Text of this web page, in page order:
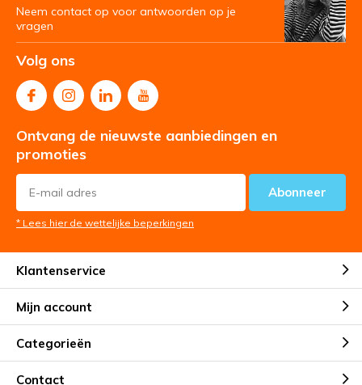
Neem contact op voor antwoorden op je
vragen
Volg ons
Ontvang de nieuwste aanbiedingen en
promoties
Abonneer
* Lees hier de wettelijke beperkingen
Klantenservice
Mijn account
Categorieën
Contact